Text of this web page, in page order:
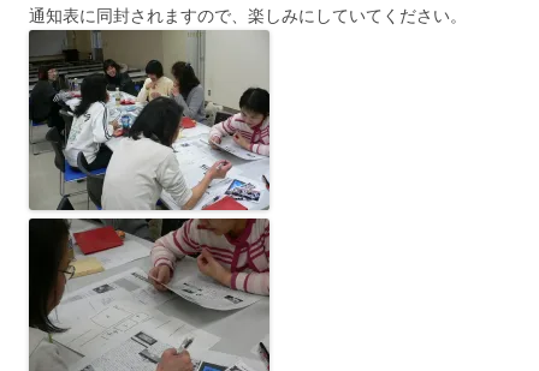
通知表に同封されますので、楽しみにしていてください。